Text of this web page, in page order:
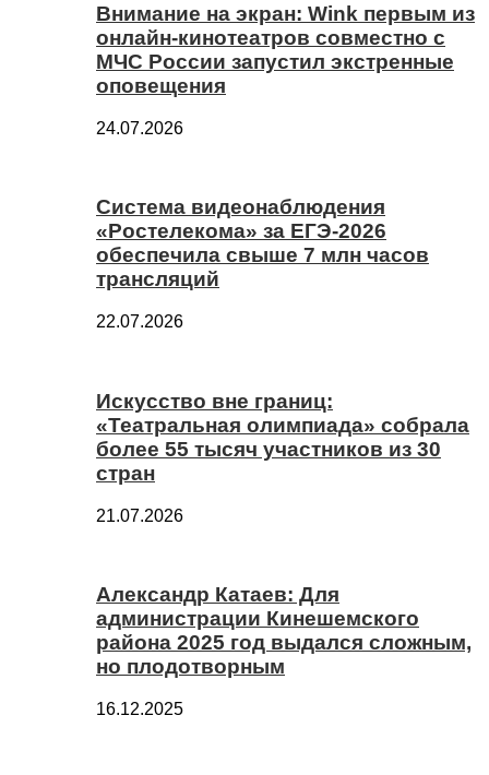
Внимание на экран: Wink первым из
онлайн-кинотеатров совместно с
МЧС России запустил экстренные
оповещения
24.07.2026
Система видеонаблюдения
«Ростелекома» за ЕГЭ-2026
обеспечила свыше 7 млн часов
трансляций
22.07.2026
Искусство вне границ:
«Театральная олимпиада» собрала
более 55 тысяч участников из 30
стран
21.07.2026
Александр Катаев: Для
администрации Кинешемского
района 2025 год выдался сложным,
но плодотворным
16.12.2025